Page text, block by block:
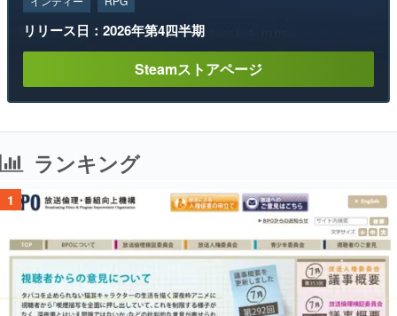
リリース日：2026年第4四半期
Steamストアページ
ランキング
1